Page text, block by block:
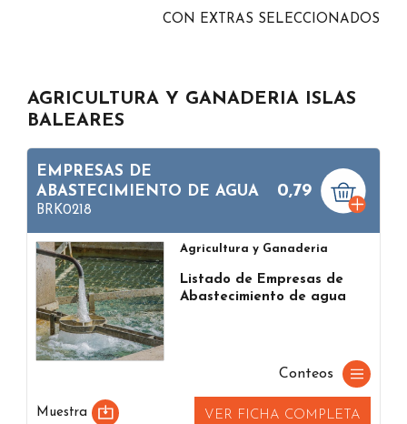
CON EXTRAS SELECCIONADOS
AGRICULTURA Y GANADERIA ISLAS
BALEARES
EMPRESAS DE
ABASTECIMIENTO DE AGUA
BRK0218
0,79
Agricultura y Ganaderia
Listado de Empresas de
Abastecimiento de agua
Conteos
Muestra VER FICHA COMPLETA